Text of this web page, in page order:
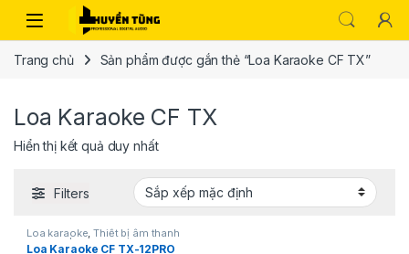
Trang chủ Sản phẩm được gắn thẻ “Loa Karaoke CF TX”
Loa Karaoke CF TX
Hiển thị kết quả duy nhất
Filters
Loa karaoke ,Thiết bị âm thanh
karaoke | KTV
Loa Karaoke CF TX-12PRO